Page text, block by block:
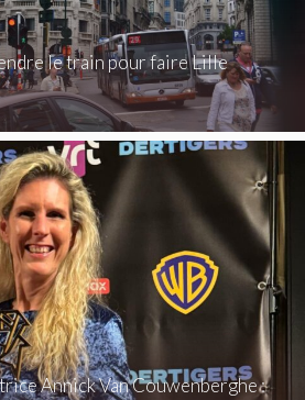
le train pour faire Lille
Annick Van Couwenberghe :